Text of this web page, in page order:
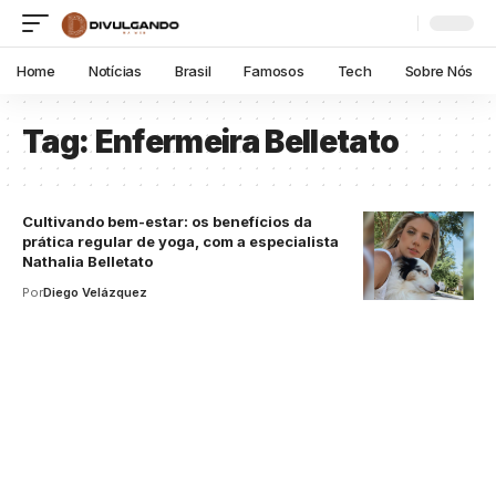
Home Notícias Brasil Famosos Tech Sobre Nós
Tag:Enfermeira Belletato
Cultivando bem-estar: os benefícios da
prática regular de yoga, com a especialista
Nathalia Belletato
PorDiego Velázquez